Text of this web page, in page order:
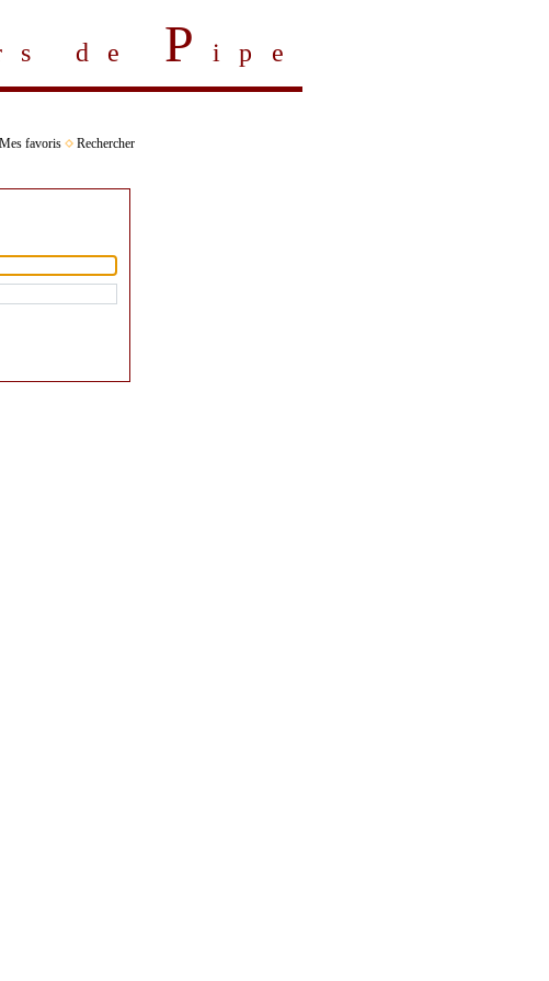
de P ipe
Mes favoris Rechercher